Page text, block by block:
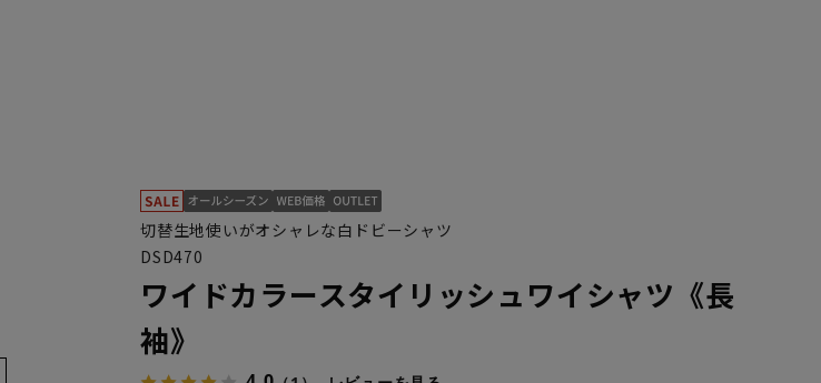
切替生地使いがオシャレな白ドビーシャツ
DSD470
ワイドカラースタイリッシュワイシャツ《長
袖》